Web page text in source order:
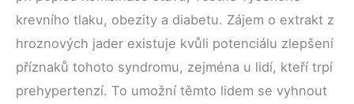
krevního tlaku, obezity a diabetu. Zájem o extrakt z
hroznových jader existuje kvůli potenciálu zlepšení
příznaků tohoto syndromu, zejména u lidí, kteří trpí
prehypertenzí. To umožní těmto lidem se vyhnout